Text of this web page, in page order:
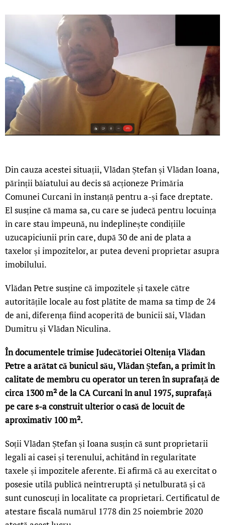
Din cauza acestei situații, Vlădan Ștefan și Vlădan Ioana,
părinții băiatului au decis să acționeze Primăria
Comunei Curcani în instanță pentru a-și face dreptate.
El susține că mama sa, cu care se judecă pentru locuința
în care stau împeună, nu îndeplinește condițiile
uzucapiciunii prin care, după 30 de ani de plata a
taxelor și impozitelor, ar putea deveni proprietar asupra
imobilului.
Vlădan Petre susține că impozitele și taxele către
autoritățile locale au fost plătite de mama sa timp de 24
de ani, diferența fiind acoperită de bunicii săi, Vlădan
Dumitru și Vlădan Niculina.
În documentele trimise Judecătoriei Oltenița Vlădan
Petre a arătat că bunicul său, Vlădan Ștefan, a primit în
calitate de membru cu operator un teren în suprafață de
circa 1300 m² de la CA Curcani în anul 1975, suprafață
pe care s-a construit ulterior o casă de locuit de
aproximativ 100 m².
Soții Vlădan Ștefan și Ioana susțin că sunt proprietarii
legali ai casei și terenului, achitând în regularitate
taxele și impozitele aferente. Ei afirmă că au exercitat o
posesie utilă publică neîntreruptă și netulburată și că
sunt cunoscuți în localitate ca proprietari. Certificatul de
atestare fiscală numărul 1778 din 25 noiembrie 2020